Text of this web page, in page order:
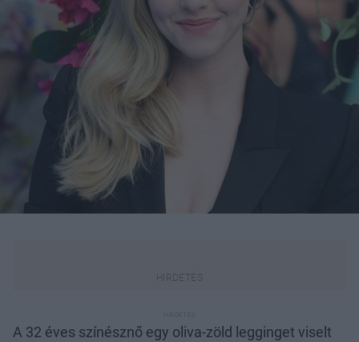
A 32 éves színésznő egy oliva-zöld legginget viselt